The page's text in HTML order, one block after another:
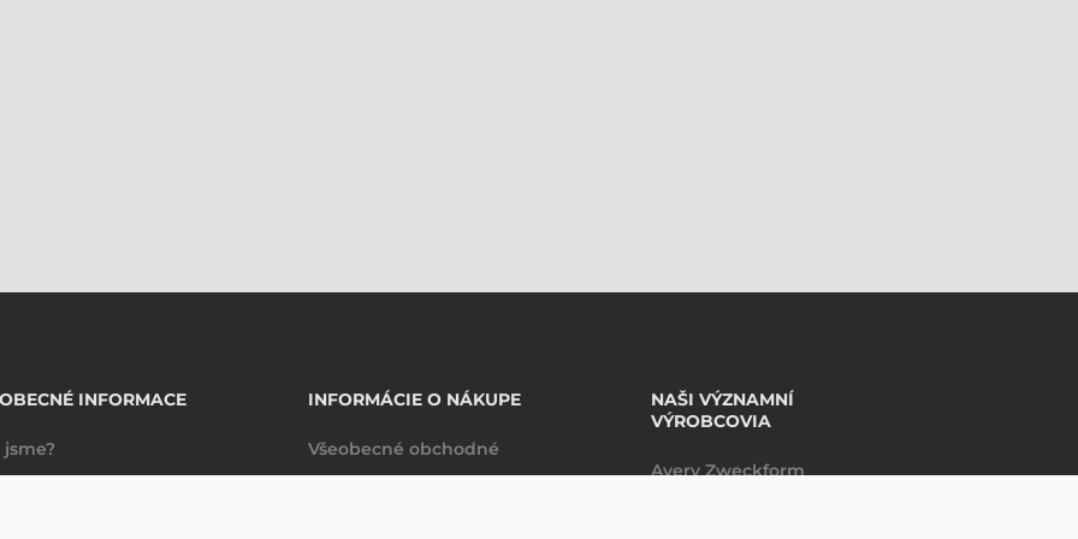
INFORMACE
jsme?
INFORMÁCIE O NÁKUPE
Všeobecné obchodné
NAŠI VÝZNAMNÍ
VÝROBCOVIA
Avery Zweckform